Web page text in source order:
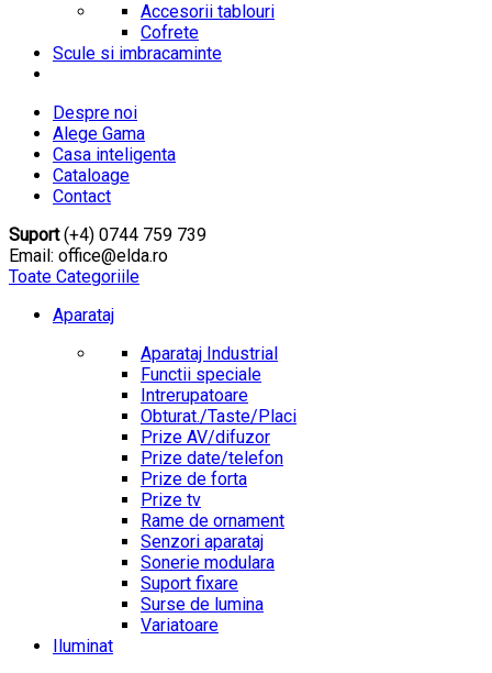
Accesorii tablouri
Cofrete
Scule si imbracaminte
Despre noi
Alege Gama
Casa inteligenta
Cataloage
Contact
Suport(+4) 0744 759 739
Email: office@elda.ro
Toate Categoriile
Aparataj
Aparataj Industrial
Functii speciale
Intrerupatoare
Obturat./Taste/Placi
Prize AV/difuzor
Prize date/telefon
Prize de forta
Prize tv
Rame de ornament
Senzori aparataj
Sonerie modulara
Suport fixare
Surse de lumina
Variatoare
Iluminat